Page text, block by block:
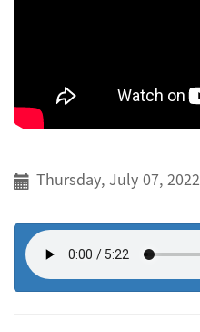
Thursday, July 07, 2022